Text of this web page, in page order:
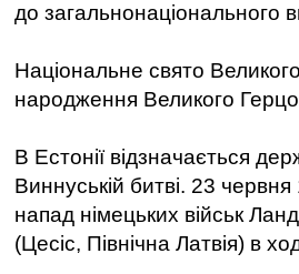
до загальнонаціонального
Національне свято
народження Великого
В Естонії відзначається
Виннуській битві. 23 червня
напад німецьких військ
(Цесіс, Північна Латвія) в